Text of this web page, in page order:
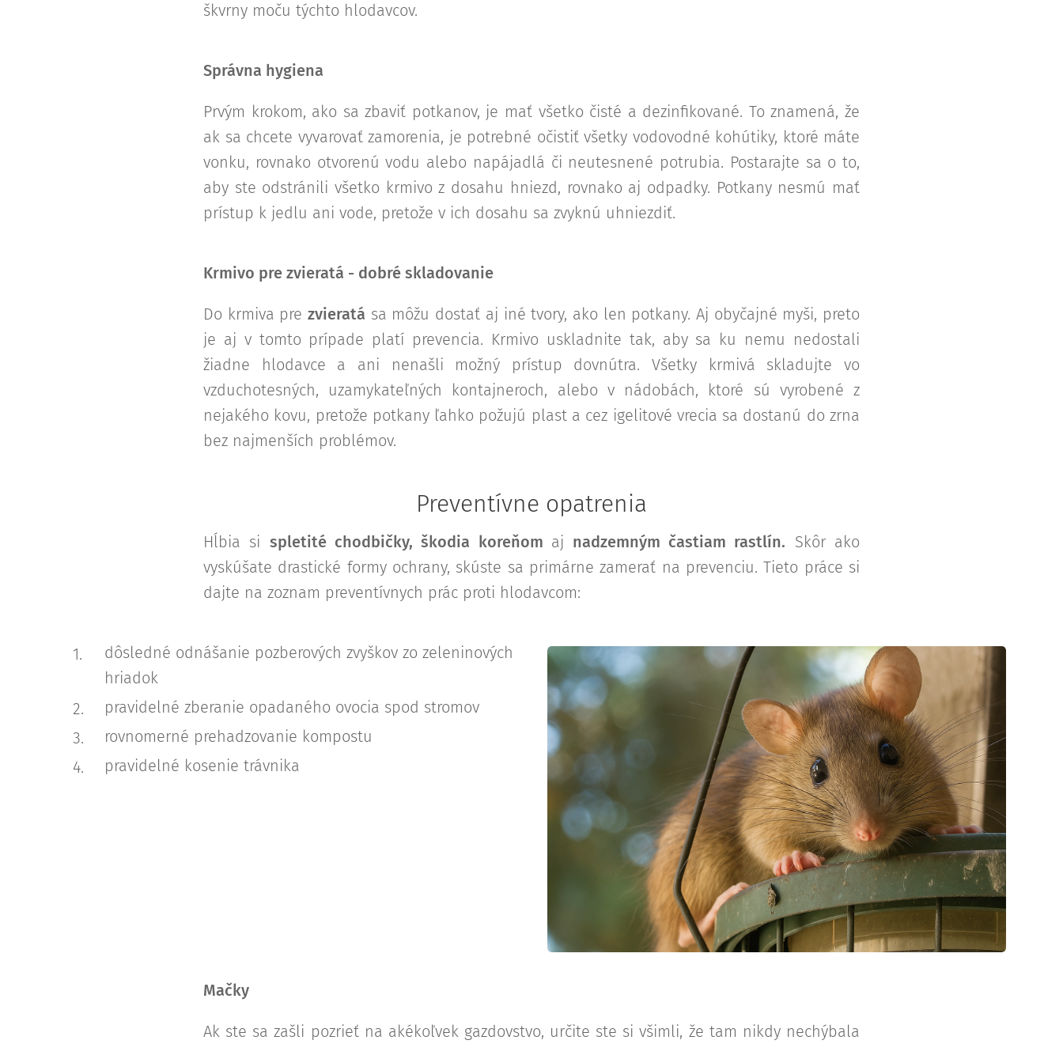
škvrny moču týchto hlodavcov.
Správna hygiena
Prvým krokom, ako sa zbaviť potkanov, je mať všetko čisté a dezinfikované. To znamená, že
ak sa chcete vyvarovať zamorenia, je potrebné očistiť všetky vodovodné kohútiky, ktoré máte
vonku, rovnako otvorenú vodu alebo napájadlá či neutesnené potrubia. Postarajte sa o to,
aby ste odstránili všetko krmivo z dosahu hniezd, rovnako aj odpadky. Potkany nesmú mať
prístup k jedlu ani vode, pretože v ich dosahu sa zvyknú uhniezdiť.
Krmivo pre zvieratá - dobré skladovanie
Do krmiva prezvieratá sa môžu dostať aj iné tvory, ako len potkany. Aj obyčajné myši, preto
je aj v tomto prípade platí prevencia. Krmivo uskladnite tak, aby sa ku nemu nedostali
žiadne hlodavce a ani nenašli možný prístup dovnútra. Všetky krmivá skladujte vo
vzduchotesných, uzamykateľných kontajneroch, alebo v nádobách, ktoré sú vyrobené z
nejakého kovu, pretože potkany ľahko požujú plast a cez igelitové vrecia sa dostanú do zrna
bez najmenších problémov.
Preventívne opatrenia
Hĺbia si spletité chodbičky, škodia koreňom aj nadzemným častiam rastlín. Skôr ako
vyskúšate drastické formy ochrany, skúste sa primárne zamerať na prevenciu. Tieto práce si
dajte na zoznam preventívnych prác proti hlodavcom:
dôsledné odnášanie pozberových zvyškov zo zeleninových
hriadok
pravidelné zberanie opadaného ovocia spod stromov
rovnomerné prehadzovanie kompostu
pravidelné kosenie trávnika
Mačky
Ak ste sa zašli pozrieť na akékoľvek gazdovstvo, určite ste si všimli, že tam nikdy nechýbala